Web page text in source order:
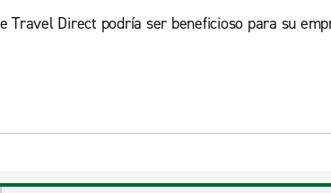
Travel Direct podría ser beneficioso para su